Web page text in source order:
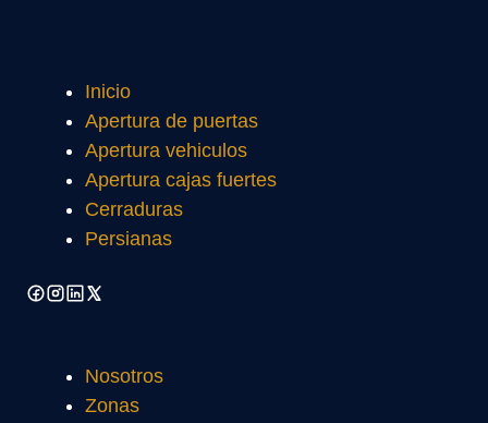
Inicio
Apertura de puertas
Apertura vehiculos
Apertura cajas fuertes
Cerraduras
Persianas
Nosotros
Zonas